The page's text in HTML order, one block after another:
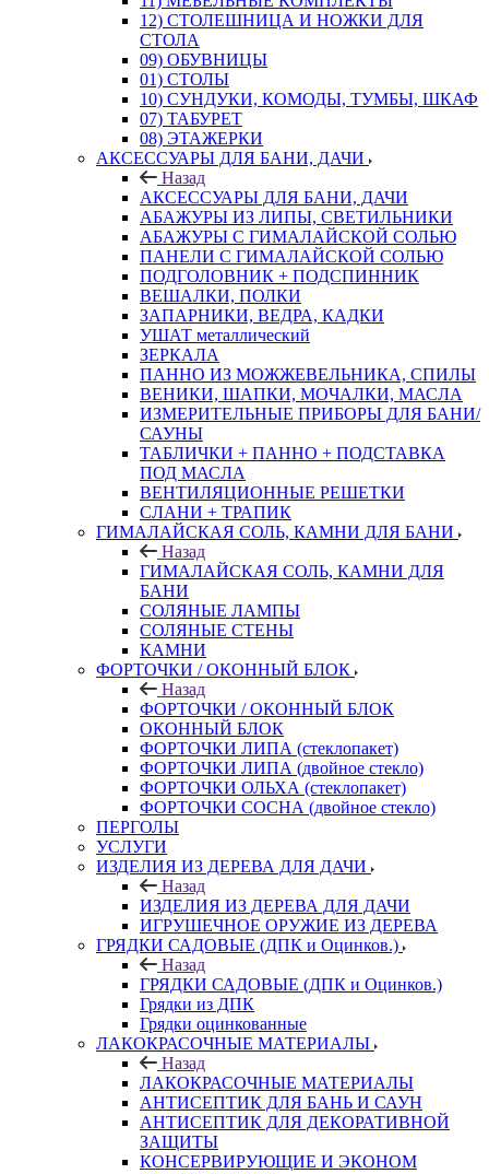
12) СТОЛЕШНИЦА И НОЖКИ ДЛЯ
СТОЛА
09) ОБУВНИЦЫ
01) СТОЛЫ
10) СУНДУКИ, КОМОДЫ, ТУМБЫ, ШКАФ
07) ТАБУРЕТ
08) ЭТАЖЕРКИ
АКСЕССУАРЫ ДЛЯ БАНИ, ДАЧИ
Назад
АКСЕССУАРЫ ДЛЯ БАНИ, ДАЧИ
АБАЖУРЫ ИЗ ЛИПЫ, СВЕТИЛЬНИКИ
АБАЖУРЫ С ГИМАЛАЙСКОЙ СОЛЬЮ
ПАНЕЛИ С ГИМАЛАЙСКОЙ СОЛЬЮ
ПОДГОЛОВНИК + ПОДСПИННИК
ВЕШАЛКИ, ПОЛКИ
ЗАПАРНИКИ, ВЕДРА, КАДКИ
УШАТ металлический
ЗЕРКАЛА
ПАННО ИЗ МОЖЖЕВЕЛЬНИКА, СПИЛЫ
ВЕНИКИ, ШАПКИ, МОЧАЛКИ, МАСЛА
ИЗМЕРИТЕЛЬНЫЕ ПРИБОРЫ ДЛЯ БАНИ/
САУНЫ
ТАБЛИЧКИ + ПАННО + ПОДСТАВКА
ПОД МАСЛА
ВЕНТИЛЯЦИОННЫЕ РЕШЕТКИ
СЛАНИ + ТРАПИК
ГИМАЛАЙСКАЯ СОЛЬ, КАМНИ ДЛЯ БАНИ
Назад
ГИМАЛАЙСКАЯ СОЛЬ, КАМНИ ДЛЯ
БАНИ
СОЛЯНЫЕ ЛАМПЫ
СОЛЯНЫЕ СТЕНЫ
КАМНИ
ФОРТОЧКИ / ОКОННЫЙ БЛОК
Назад
ФОРТОЧКИ / ОКОННЫЙ БЛОК
ОКОННЫЙ БЛОК
ФОРТОЧКИ ЛИПА (стеклопакет)
ФОРТОЧКИ ЛИПА (двойное стекло)
ФОРТОЧКИ ОЛЬХА (стеклопакет)
ФОРТОЧКИ СОСНА (двойное стекло)
ПЕРГОЛЫ
УСЛУГИ
ИЗДЕЛИЯ ИЗ ДЕРЕВА ДЛЯ ДАЧИ
Назад
ИЗДЕЛИЯ ИЗ ДЕРЕВА ДЛЯ ДАЧИ
ИГРУШЕЧНОЕ ОРУЖИЕ ИЗ ДЕРЕВА
ГРЯДКИ САДОВЫЕ (ДПК и Оцинков.)
Назад
ГРЯДКИ САДОВЫЕ (ДПК и Оцинков.)
Грядки из ДПК
Грядки оцинкованные
ЛАКОКРАСОЧНЫЕ МАТЕРИАЛЫ
Назад
ЛАКОКРАСОЧНЫЕ МАТЕРИАЛЫ
АНТИСЕПТИК ДЛЯ БАНЬ И САУН
АНТИСЕПТИК ДЛЯ ДЕКОРАТИВНОЙ
ЗАЩИТЫ
КОНСЕРВИРУЮЩИЕ И ЭКОНОМ